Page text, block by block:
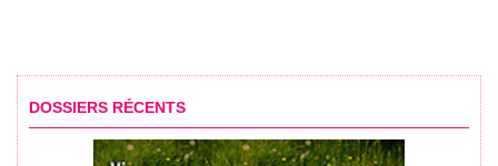
DOSSIERS RÉCENTS